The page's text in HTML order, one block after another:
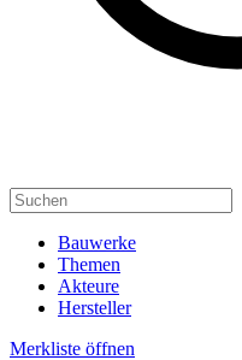
Bauwerke
Themen
Akteure
Hersteller
Merkliste öffnen